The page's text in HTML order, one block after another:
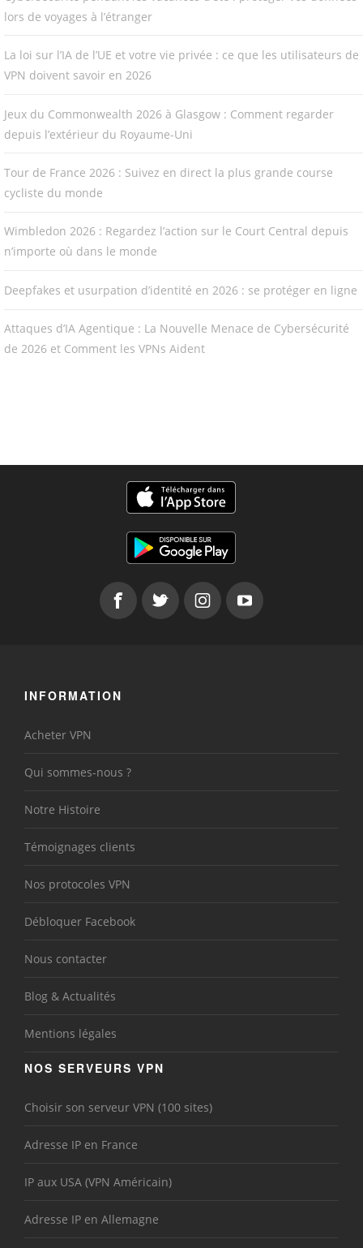
lors de voyages à l’étranger
La loi sur l’IA de l’UE et votre vie privée : ce que les utilisateurs de
VPN doivent savoir en 2026
Jeux du Commonwealth 2026 à Glasgow : Comment regarder
depuis l’extérieur du Royaume-Uni
Tour de France 2026 : Suivez en direct la plus grande course
cycliste du monde
Wimbledon 2026 : Regardez l’action sur le Court Central depuis
n’importe où dans le monde
Deepfakes et usurpation d’identité en 2026 : se protéger en ligne
Attaques d’IA Agentique : La Nouvelle Menace de Cybersécurité
de 2026 et Comment les VPNs Aident
INFORMATION
Acheter VPN
Qui sommes-nous ?
Notre Histoire
Témoignages clients
Nos protocoles VPN
Débloquer Facebook
Nous contacter
Blog & Actualités
Mentions légales
NOS SERVEURS VPN
Choisir son serveur VPN (100 sites)
Adresse IP en France
IP aux USA (VPN Américain)
Adresse IP en Allemagne